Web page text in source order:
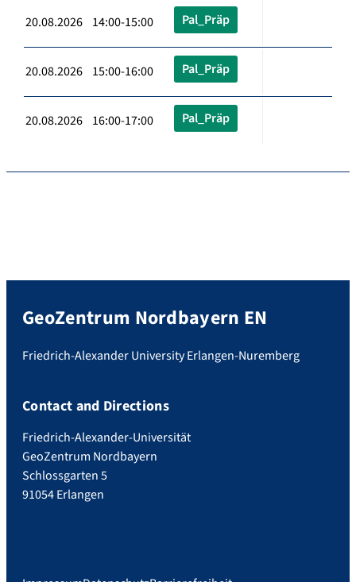
20.08.2026 14:00-15:00 Pal_Präp
20.08.2026 15:00-16:00 Pal_Präp
20.08.2026 16:00-17:00 Pal_Präp
GeoZentrum Nordbayern EN
Friedrich-Alexander University Erlangen-Nuremberg
Contact and Directions
Friedrich-Alexander-Universität
GeoZentrum Nordbayern
Schlossgarten 5
91054 Erlangen